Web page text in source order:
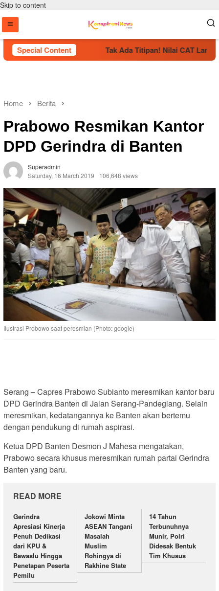
Skip to content
Special Content
Dikukuhkan Tak Ada Titipan! Nilai CAT
Home Berita
Prabowo Resmikan Kantor
DPD Gerindra di Banten
Superadmin
Saturday, 16 March 2019
106,648 views
Ilustrasi Probowo saat peresmian (Photo: google)
Serang – Capres Prabowo Subianto meresmikan kantor baru
DPD Gerindra Banten di Jalan Serang-Pandeglang. Selain
meresmikan, kedatangannya ke Banten akan bertemu
dengan pendukung di rumah aspirasi.
Ketua DPD Banten Desmon J Mahesa mengatakan,
Prabowo secara khusus meresmikan rumah partai Gerindra
Banten yang baru.
READ MORE
Gerindra
Apresiasi Kinerja
Penuh Dedikasi
dari KPU &
Bawaslu Hingga
Penetapan Peserta
Pemilu
Jokowi Minta
ASEAN Tangani
Masalah
Muslim
Rohingya di
Rakhine State
14 Tahun
Terbunuhnya
Munir, Polri
Didesak Bentuk
Tim Khusus